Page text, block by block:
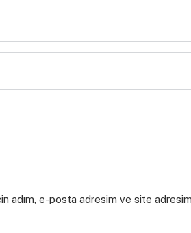
adım, e-posta adresim ve site